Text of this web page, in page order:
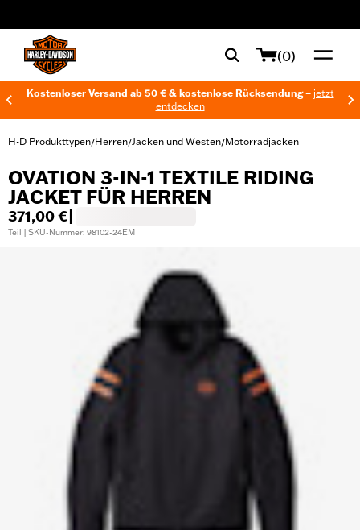
(0)
Kostenloser Versand ab 50 € & kostenlose Rücksendung – jetzt
entdecken
H-D Produkttypen/Herren/Jacken und Westen/Motorradjacken
OVATION 3-IN-1 TEXTILE RIDING
JACKET FÜR HERREN
371,00 €
Teil | SKU-Nummer: 98102-24EM